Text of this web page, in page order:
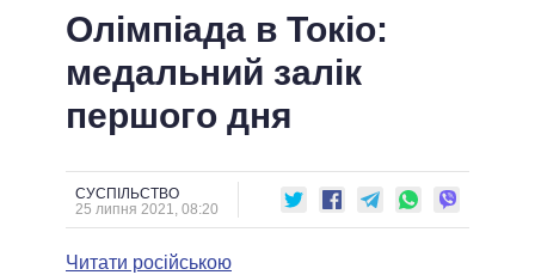
СТРІЧКА
ПОДІЇ
СТАТТІ
ДУМКИ
ОГЛЯДИ
ДАЙДЖЕСТИ
ПОЛІТИКА
ЕКОНОМІКА
СУСПІЛЬСТВО
ОБIЦЯНКИ
ПОЛIТИКИ
УСІ ПОЛІТИКИ
ПРЕЗИДЕНТ І ОФІС
ВЕРХОВНА РАДА
ІНФОГРАФІКА
ВІДЕО
Олімпіада в Токіо:
медальний залік
першого дня
СУСПІЛЬСТВО
25 липня 2021, 08:20
Читати російською